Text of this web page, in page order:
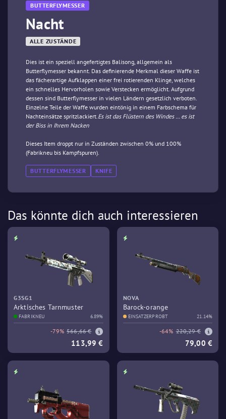
BUTTERFLYMESSER
Nacht
ALLE ZUSTÄNDE
Dies ist ein speziell angefertigtes Balisong, allgemein als
Butterflymesser bekannt. Das definierende Merkmal dieser Waffe ist
das fächerartige Aufklappen einer frei rotierenden Klinge, welches
ein schnelles Hervorholen sowie Verstecken ermöglicht. Aufgrund
dessen sind Butterflymesser in vielen Ländern gesetzlich verboten.
Einzelne Teile der Waffe wurden eintönig in einem Farbschema für
Nachteinsätze spritzlackiert.Es ist das Flüstern des Windes … es ist
der Biss in Ihrem Nacken
Dieses Item droppt nur in Zuständen zwischen 0% und 100%
(Fabrikneu bis Kampfspuren).
BUTTERFLYMESSER KNIFE
Das könnte dich auch interessieren
G3SG1
Arktisches Tarnmuster
FABRIKNEU 6.89%
-79% 566,66 €
113,99 €
NOVA
Barock-orange
EINSATZERPROBT 21.14%
-64% 220,29 €
79,00 €